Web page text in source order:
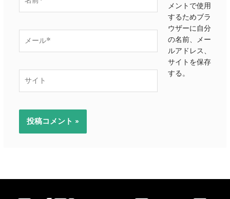
ー
*
メントで使用
するためブラ
ウザーに自分
の名前、メー
ルアドレス、
サイトを保存
する。